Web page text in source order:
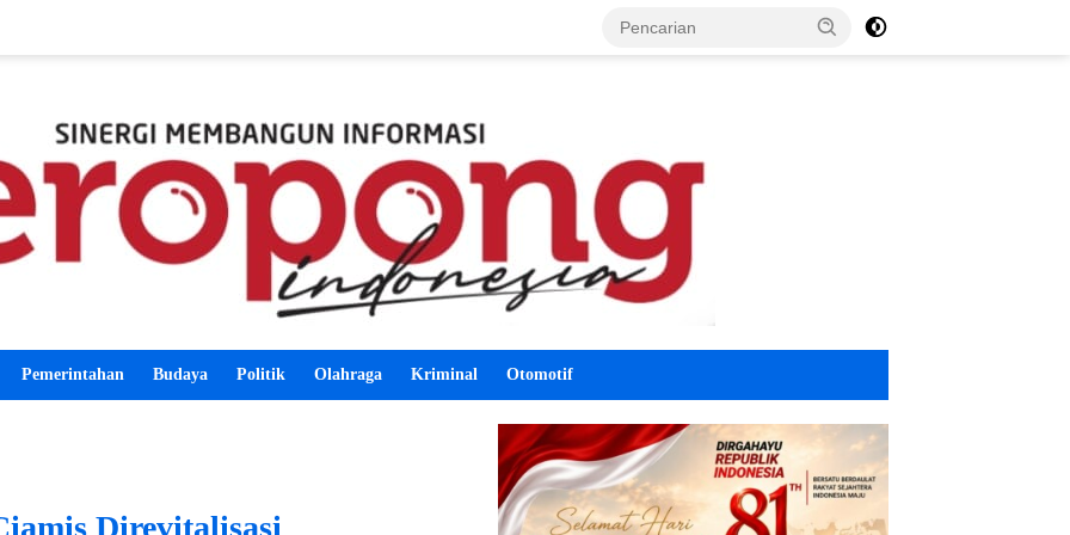
Pemerintahan Budaya Politik Olahraga Kriminal Otomotif
Direvitalisasi